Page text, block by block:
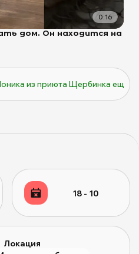
0:16
дом. Он находится на
из приюта Щербинка еще ...
18 - 10
Локация